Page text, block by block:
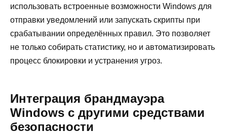
использовать встроенные возможности Windows для
отправки уведомлений или запускать скрипты при
срабатывании определённых правил. Это позволяет
не только собирать статистику, но и автоматизировать
процесс блокировки и устранения угроз.
Интеграция брандмауэра
Windows с другими средствами
безопасности